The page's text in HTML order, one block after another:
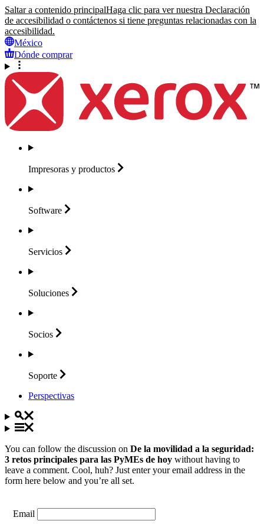
Saltar a contenido principalHaga clic para ver nuestra Declaración
de accesibilidad o contáctenos si tiene preguntas relacionadas con la
accesibilidad.
México
Dónde comprar
Impresoras y productos
Software
Servicios
Soluciones
Socios
Soporte
Perspectivas
You can follow the discussion on De la movilidad a la seguridad:
3 retos principales para las PyMEs de hoy without having to
leave a comment. Cool, huh? Just enter your email address in the
form here below and you’re all set.
Email